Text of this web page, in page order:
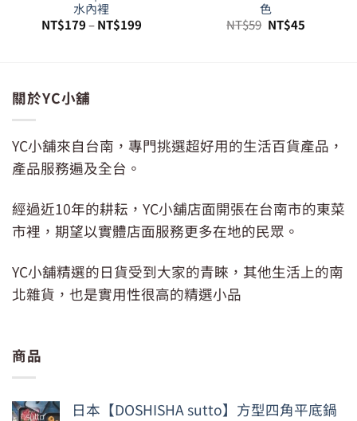
水內裡
NT$179–NT$199
色
NT$59 原
始
NT$45目
前
關於YC小舖
YC小舖來自台南，專門挑選超好用的生活百貨產品，
產品服務遍及全台。
經過近10年的耕耘，YC小舖店面開張在台南市的東菜
市裡，期望以實體店面服務更多在地的民眾。
YC小舖精選的日貨受到大家的青睞，其他生活上的南
北雜貨，也是實用性很高的精選小品
商品
日本【DOSHISHA sutto】方型四角平底鍋